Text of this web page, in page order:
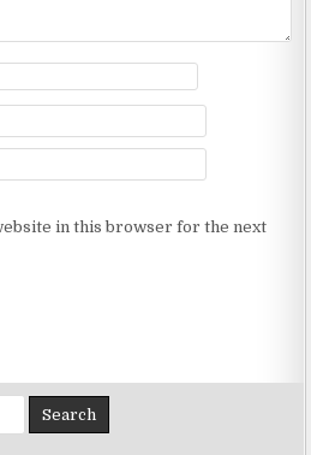
in this browser for the next